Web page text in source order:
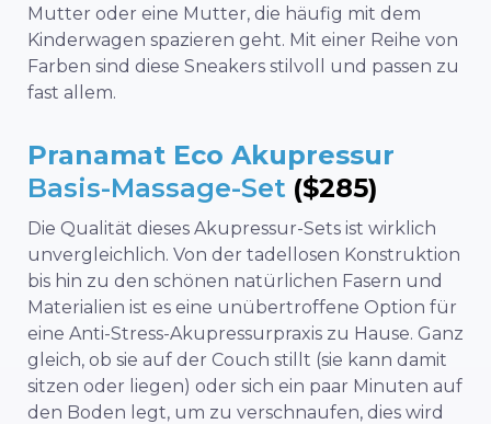
Mutter oder eine Mutter, die häufig mit dem
Kinderwagen spazieren geht. Mit einer Reihe von
Farben sind diese Sneakers stilvoll und passen zu
fast allem.
Pranamat Eco Akupressur
Basis-Massage-Set ($285)
Die Qualität dieses Akupressur-Sets ist wirklich
unvergleichlich. Von der tadellosen Konstruktion
bis hin zu den schönen natürlichen Fasern und
Materialien ist es eine unübertroffene Option für
eine Anti-Stress-Akupressurpraxis zu Hause. Ganz
gleich, ob sie auf der Couch stillt (sie kann damit
sitzen oder liegen) oder sich ein paar Minuten auf
den Boden legt, um zu verschnaufen, dies wird